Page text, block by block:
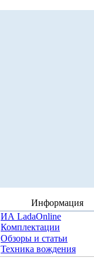
Информация
ИА LadaOnline
Комплектации
Обзоры и статьи
Техника вождения